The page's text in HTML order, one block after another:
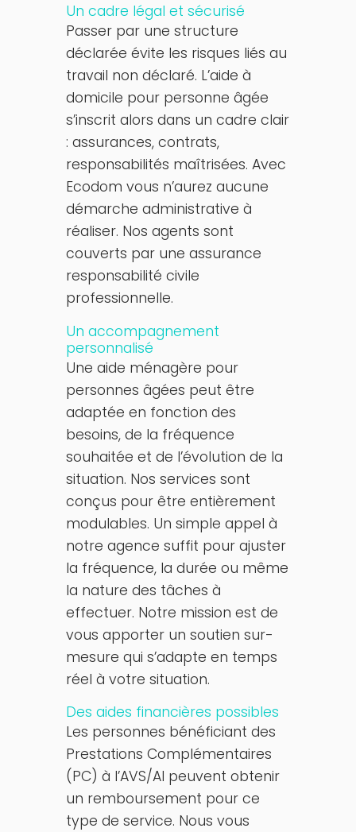
Un cadre légal et sécurisé
Passer par une structure
déclarée évite les risques liés au
travail non déclaré. L’aide à
domicile pour personne âgée
s’inscrit alors dans un cadre clair
: assurances, contrats,
responsabilités maîtrisées. Avec
Ecodom vous n’aurez aucune
démarche administrative à
réaliser. Nos agents sont
couverts par une assurance
responsabilité civile
professionnelle.
Un accompagnement
personnalisé
Une aide ménagère pour
personnes âgées peut être
adaptée en fonction des
besoins, de la fréquence
souhaitée et de l’évolution de la
situation. Nos services sont
conçus pour être entièrement
modulables. Un simple appel à
notre agence suffit pour ajuster
la fréquence, la durée ou même
la nature des tâches à
effectuer. Notre mission est de
vous apporter un soutien sur-
mesure qui s’adapte en temps
réel à votre situation.
Des aides financières possibles
Les personnes bénéficiant des
Prestations Complémentaires
(PC) à l’AVS/AI peuvent obtenir
un remboursement pour ce
type de service. Nous vous